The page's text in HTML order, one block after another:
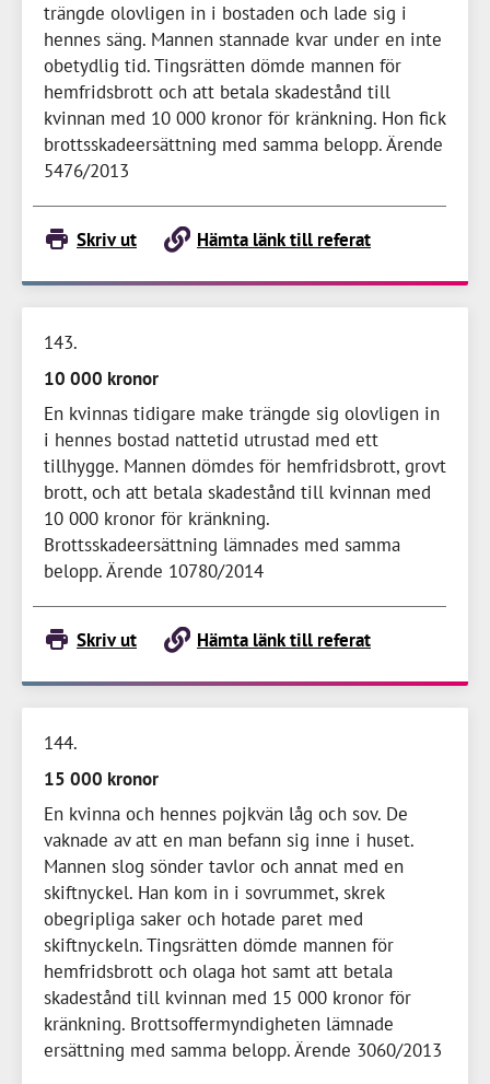
trängde olovligen in i bostaden och lade sig i
hennes säng. Mannen stannade kvar under en inte
obetydlig tid. Tingsrätten dömde mannen för
hemfridsbrott och att betala skadestånd till
kvinnan med 10 000 kronor för kränkning. Hon fick
brottsskadeersättning med samma belopp. Ärende
5476/2013
Skriv ut Hämta länk till referat
143
10 000 kronor
En kvinnas tidigare make trängde sig olovligen in
i hennes bostad nattetid utrustad med ett
tillhygge. Mannen dömdes för hemfridsbrott, grovt
brott, och att betala skadestånd till kvinnan med
10 000 kronor för kränkning.
Brottsskadeersättning lämnades med samma
belopp. Ärende 10780/2014
Skriv ut Hämta länk till referat
144
15 000 kronor
En kvinna och hennes pojkvän låg och sov. De
vaknade av att en man befann sig inne i huset.
Mannen slog sönder tavlor och annat med en
skiftnyckel. Han kom in i sovrummet, skrek
obegripliga saker och hotade paret med
skiftnyckeln. Tingsrätten dömde mannen för
hemfridsbrott och olaga hot samt att betala
skadestånd till kvinnan med 15 000 kronor för
kränkning. Brottsoffermyndigheten lämnade
ersättning med samma belopp. Ärende 3060/2013